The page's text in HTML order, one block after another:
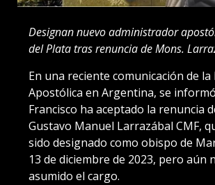
Designan nuevo administrador
del Plata tras renuncia de Mons.
En una reciente comunicación de
Apostólica en Argentina, se
Francisco ha aceptado la renuncia
Gustavo Manuel Larrazábal CMF,
sido designado como obispo de
13 de diciembre de 2023, pero aún
asumido el cargo.